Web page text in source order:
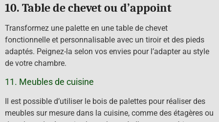
10. Table de chevet ou d’appoint
Transformez une palette en une table de chevet
fonctionnelle et personnalisable avec un tiroir et des pieds
adaptés. Peignez-la selon vos envies pour l’adapter au style
de votre chambre.
11. Meubles de cuisine
Il est possible d’utiliser le bois de palettes pour réaliser des
meubles sur mesure dans la cuisine, comme des étagères ou